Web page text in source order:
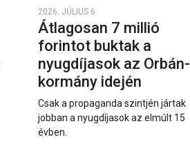
2026. JÚLIUS 6.
Átlagosan 7 millió
forintot buktak a
nyugdíjasok az Orbán-
kormány idején
Csak a propaganda szintjén jártak
jobban a nyugdíjasok az elmúlt 15
évben.